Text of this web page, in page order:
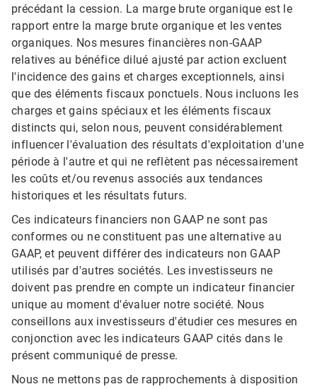
précédant la cession. La marge brute organique est le
rapport entre la marge brute organique et les ventes
organiques. Nos mesures financières non-GAAP
relatives au bénéfice dilué ajusté par action excluent
l'incidence des gains et charges exceptionnels, ainsi
que des éléments fiscaux ponctuels. Nous incluons les
charges et gains spéciaux et les éléments fiscaux
distincts qui, selon nous, peuvent considérablement
influencer l'évaluation des résultats d'exploitation d'une
période à l'autre et qui ne reflètent pas nécessairement
les coûts et/ou revenus associés aux tendances
historiques et les résultats futurs.
Ces indicateurs financiers non GAAP ne sont pas
conformes ou ne constituent pas une alternative au
GAAP, et peuvent différer des indicateurs non GAAP
utilisés par d'autres sociétés. Les investisseurs ne
doivent pas prendre en compte un indicateur financier
unique au moment d'évaluer notre société. Nous
conseillons aux investisseurs d'étudier ces mesures en
conjonction avec les indicateurs GAAP cités dans le
présent communiqué de presse.
Nous ne mettons pas de rapprochements à disposition